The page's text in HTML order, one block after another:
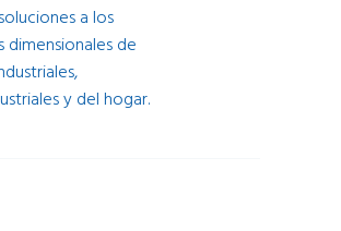
a los
dimensionales de
y del hogar.